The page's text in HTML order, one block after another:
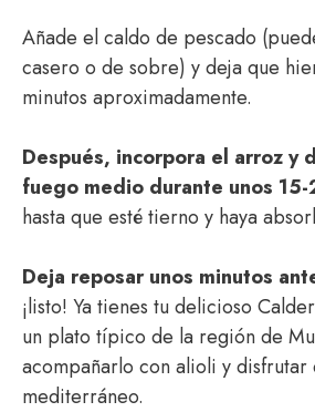
Añade el caldo de pescado
casero o de sobre) y deja que
minutos aproximadamente.
Después, incorpora el arroz y
fuego medio durante unos
hasta que esté tierno y haya
Deja reposar unos minutos
¡listo! Ya tienes tu delicioso
un plato típico de la región de
acompañarlo con alioli y disfrutar
mediterráneo.